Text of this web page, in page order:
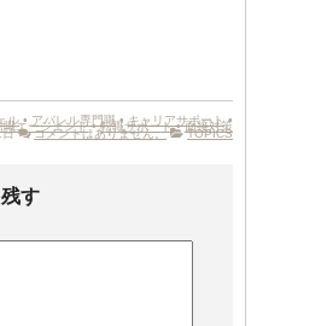
ル • アパレル専門職•キャリアサポート•
職エージェント•転職サポート•面接対策
日 コメントはありません。 TOPICS
す